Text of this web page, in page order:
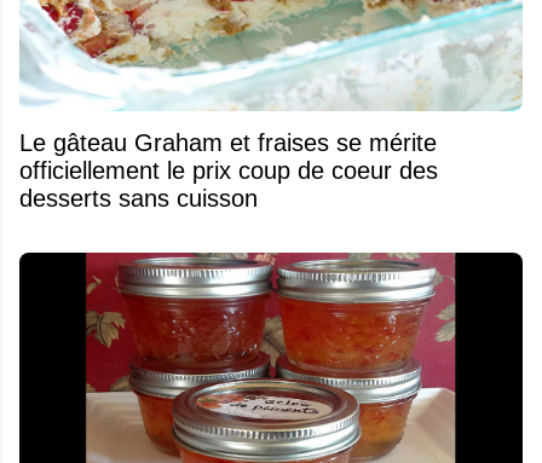
Le gâteau Graham et fraises se mérite
officiellement le prix coup de coeur des
desserts sans cuisson